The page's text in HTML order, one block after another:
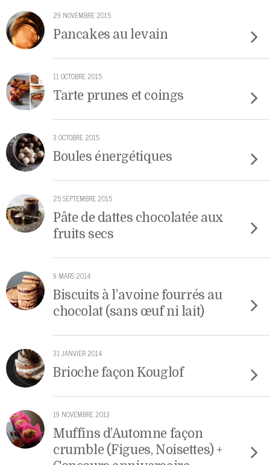
29 NOVEMBRE 2015
Pancakes au levain
11 OCTOBRE 2015
Tarte prunes et coings
3 OCTOBRE 2015
Boules énergétiques
25 SEPTEMBRE 2015
Pâte de dattes chocolatée aux
fruits secs
9 MARS 2014
Biscuits à l’avoine fourrés au
chocolat (sans œuf ni lait)
31 JANVIER 2014
Brioche façon Kouglof
19 NOVEMBRE 2013
Muffins d’Automne façon
crumble (Figues, Noisettes) +